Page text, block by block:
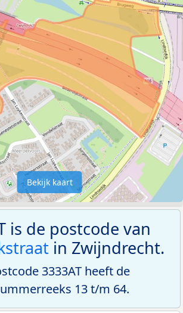
Bekijk kaart
is de postcode van
in Zwijndrecht.
3333AT heeft de
13 t/m 64.